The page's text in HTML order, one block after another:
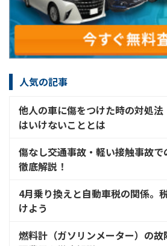
人気の記事
他人の車に傷をつけた時の対処
はいけないこととは
傷なし交通事故・軽い接触事故
徹底解説！
4月乗り換えと自動車税の関係。
けよう
燃料計（ガソリンメーター）の